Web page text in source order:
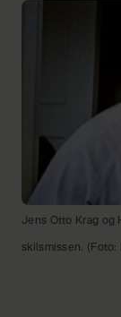
Jens Otto Krag og
skilsmissen. (Foto: